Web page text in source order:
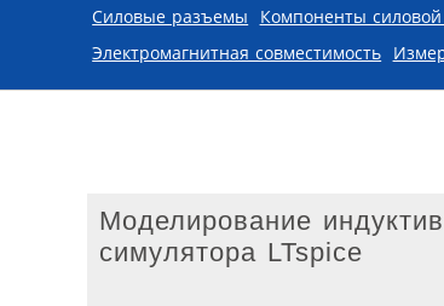
Skip to content
Силовые разъемы Компоненты силовой
Электромагнитная совместимость
Моделирование
симулятора LTspice